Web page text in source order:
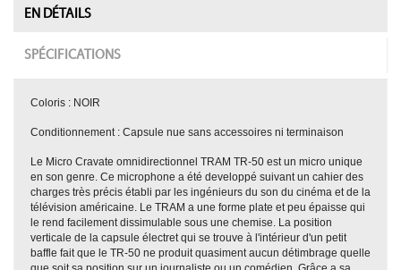
EN DÉTAILS
SPÉCIFICATIONS
Coloris : NOIR
Conditionnement : Capsule nue sans accessoires ni terminaison
Le Micro Cravate omnidirectionnel TRAM TR-50 est un micro unique
en son genre. Ce microphone a été developpé suivant un cahier des
charges très précis établi par les ingénieurs du son du cinéma et de la
télévision américaine. Le TRAM a une forme plate et peu épaisse qui
le rend facilement dissimulable sous une chemise. La position
verticale de la capsule électret qui se trouve à l'intérieur d'un petit
baffle fait que le TR-50 ne produit quasiment aucun détimbrage quelle